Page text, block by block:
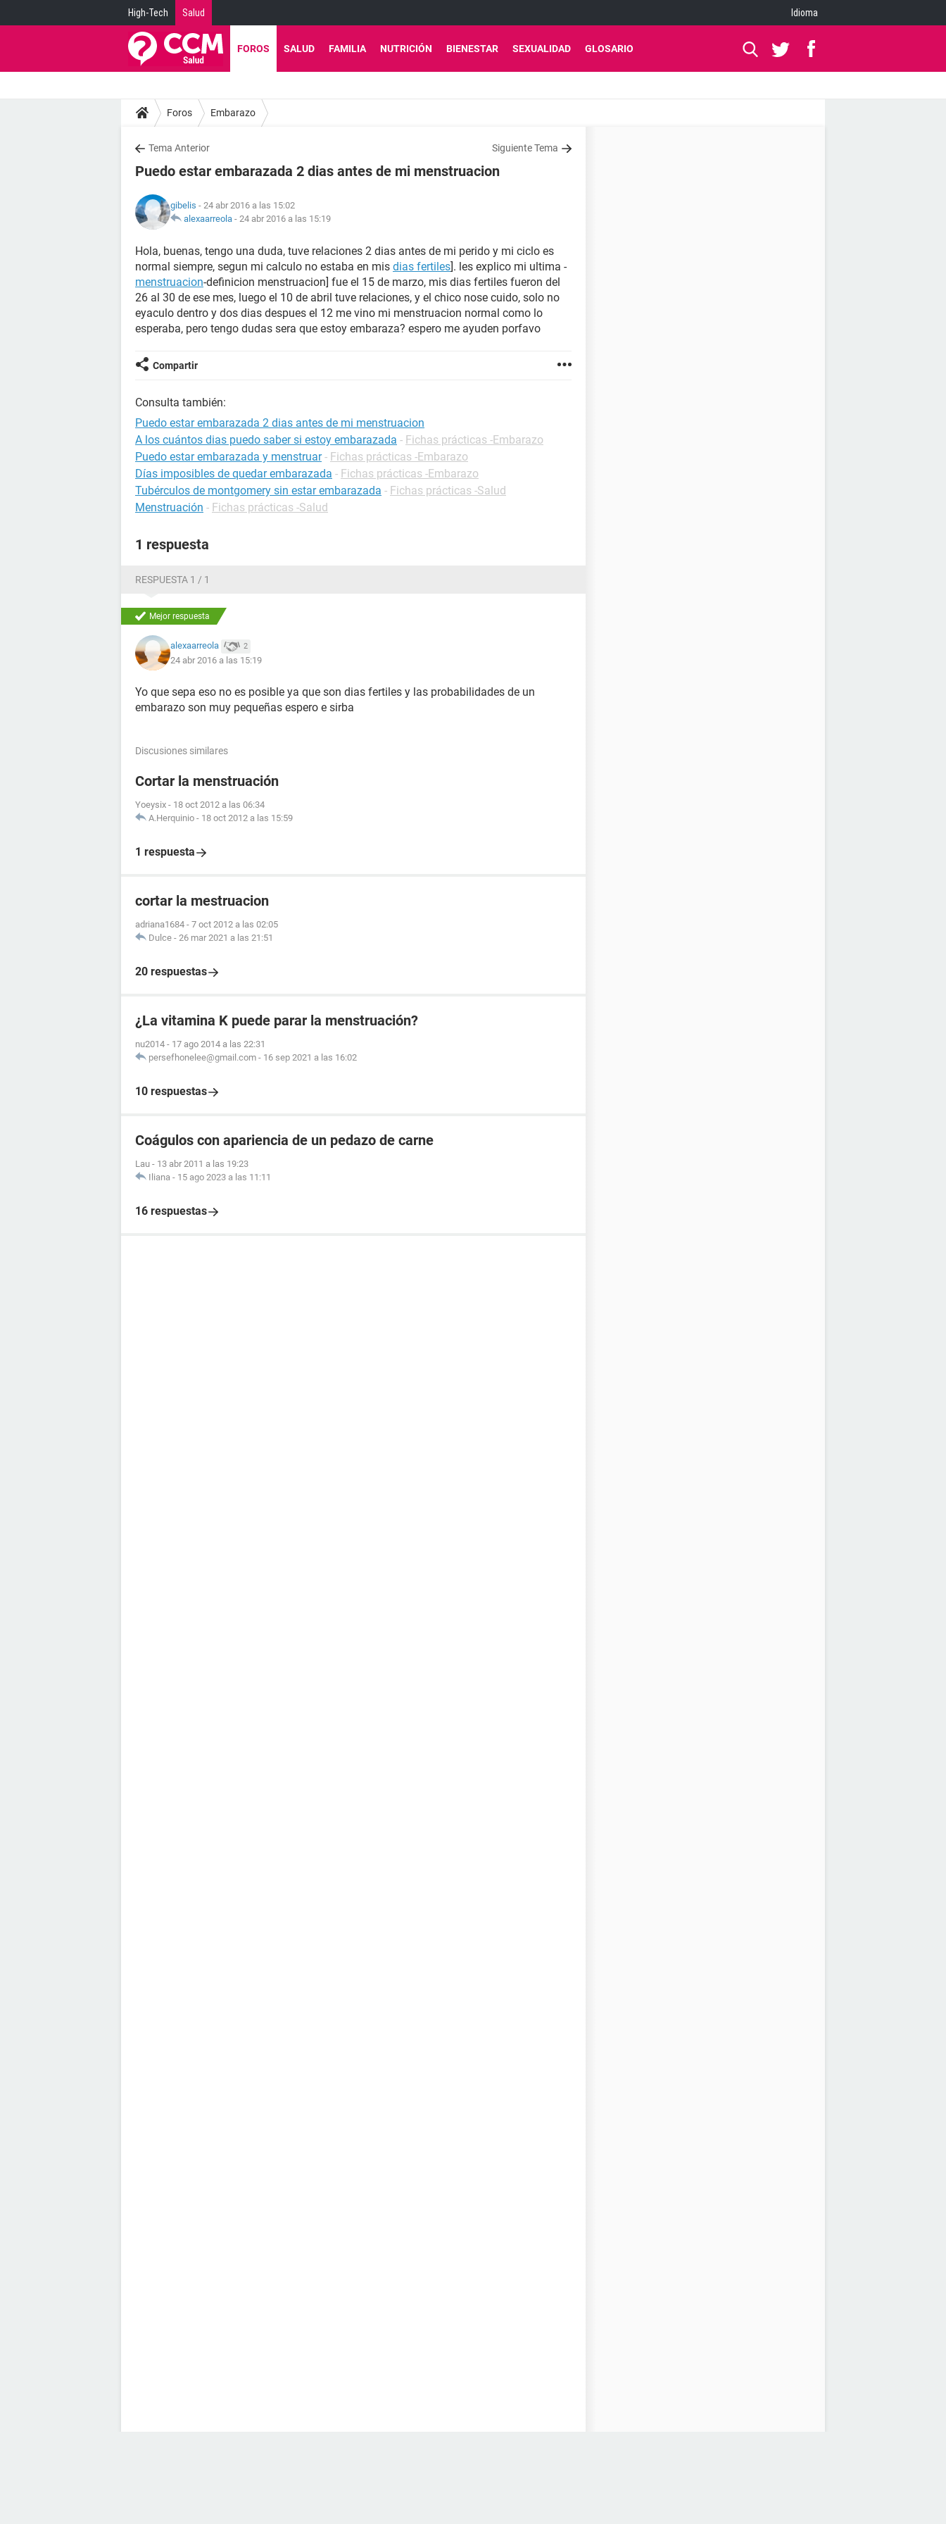
High-Tech Salud Idioma
FOROS SALUD FAMILIA NUTRICIÓN BIENESTAR SEXUALIDAD GLOSARIO
Foros Embarazo
Tema Anterior Siguiente Tema
Puedo estar embarazada 2 dias antes de mi menstruacion
gibelis - 24 abr 2016 a las 15:02
alexaarreola - 24 abr 2016 a las 15:19
Hola, buenas, tengo una duda, tuve relaciones 2 dias antes de mi perido y mi ciclo es
normal siempre, segun mi calculo no estaba en mis dias fertiles]. les explico mi ultima -
menstruacion-definicion menstruacion] fue el 15 de marzo, mis dias fertiles fueron del
26 al 30 de ese mes, luego el 10 de abril tuve relaciones, y el chico nose cuido, solo no
eyaculo dentro y dos dias despues el 12 me vino mi menstruacion normal como lo
esperaba, pero tengo dudas sera que estoy embaraza? espero me ayuden porfavo
Compartir
Consulta también:
Puedo estar embarazada 2 dias antes de mi menstruacion
A los cuántos dias puedo saber si estoy embarazada - Fichas prácticas -Embarazo
Puedo estar embarazada y menstruar - Fichas prácticas -Embarazo
Días imposibles de quedar embarazada - Fichas prácticas -Embarazo
Tubérculos de montgomery sin estar embarazada - Fichas prácticas -Salud
Menstruación - Fichas prácticas -Salud
1 respuesta
RESPUESTA 1 / 1
Mejor respuesta
alexaarreola 2
24 abr 2016 a las 15:19
Yo que sepa eso no es posible ya que son dias fertiles y las probabilidades de un
embarazo son muy pequeñas espero e sirba
Discusiones similares
Cortar la menstruación
Yoeysix - 18 oct 2012 a las 06:34
A.Herquinio - 18 oct 2012 a las 15:59
1 respuesta
cortar la mestruacion
adriana1684 - 7 oct 2012 a las 02:05
Dulce - 26 mar 2021 a las 21:51
20 respuestas
¿La vitamina K puede parar la menstruación?
nu2014 - 17 ago 2014 a las 22:31
persefhonelee@gmail.com - 16 sep 2021 a las 16:02
10 respuestas
Coágulos con apariencia de un pedazo de carne
Lau - 13 abr 2011 a las 19:23
Iliana - 15 ago 2023 a las 11:11
16 respuestas